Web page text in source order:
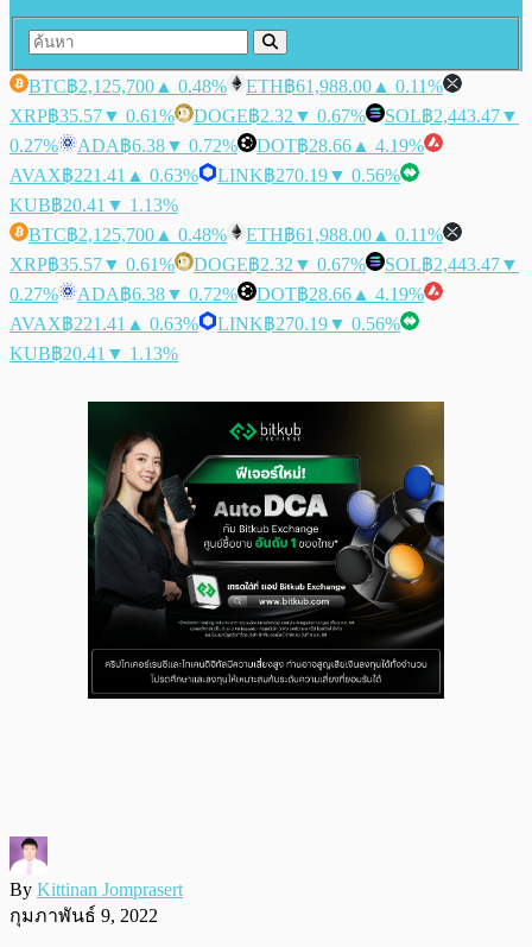
BTC฿2,125,700 ▲ 0.48% ETH฿61,988.00 ▲ 0.11%
XRP฿35.57▼ 0.61% DOGE฿2.32 ▼ 0.67% SOL฿2,443.47▼
0.27%
ADA฿6.38▼ 0.72% DOT฿28.66 ▲ 4.19%
AVAX฿221.41 ▲ 0.63% LINK฿270.19▼ 0.56%
KUB฿20.41 ▼ 1.13%
BTC฿2,125,700 ▲ 0.48% ETH฿61,988.00 ▲ 0.11%
XRP฿35.57▼ 0.61% DOGE฿2.32 ▼ 0.67% SOL฿2,443.47▼
0.27%
ADA฿6.38▼ 0.72% DOT฿28.66 ▲ 4.19%
AVAX฿221.41 ▲ 0.63% LINK฿270.19▼ 0.56%
KUB฿20.41 ▼ 1.13%
By Kittinan Jomprasert
กุมภาพันธ์ 9, 2022